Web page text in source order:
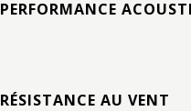
PERFORMANCE
RÉSISTANCE AU VENT